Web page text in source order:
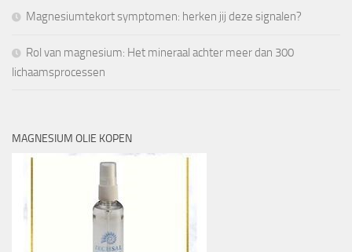
Magnesiumtekort symptomen: herken jij deze signalen?
Rol van magnesium: Het mineraal achter meer dan 300
lichaamsprocessen
MAGNESIUM OLIE KOPEN